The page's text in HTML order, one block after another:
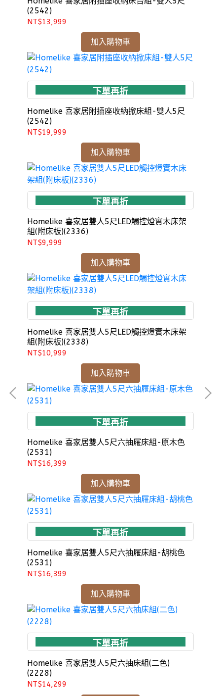
(2542)
NT$13,999
加入購物車
下單再折
Homelike 喜家居附插座收納掀床組-雙人5尺
(2542)
NT$19,999
加入購物車
下單再折
Homelike 喜家居雙人5尺LED觸控燈實木床架
組(附床板)(2336)
NT$9,999
加入購物車
下單再折
Homelike 喜家居雙人5尺LED觸控燈實木床架
組(附床板)(2338)
NT$10,999
加入購物車
下單再折
Homelike 喜家居雙人5尺六抽屜床組-原木色
(2531)
NT$16,399
加入購物車
下單再折
Homelike 喜家居雙人5尺六抽屜床組-胡桃色
(2531)
NT$16,399
加入購物車
下單再折
Homelike 喜家居雙人5尺六抽床組(二色)
(2228)
NT$14,299